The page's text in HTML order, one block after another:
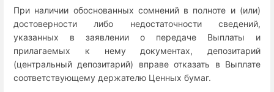
При наличии обоснованных сомнений в полноте и (или)
достоверности либо недостаточности сведений,
указанных в заявлении о передаче Выплаты и
прилагаемых к нему документах, депозитарий
(центральный депозитарий) вправе отказать в Выплате
соответствующему держателю Ценных бумаг.